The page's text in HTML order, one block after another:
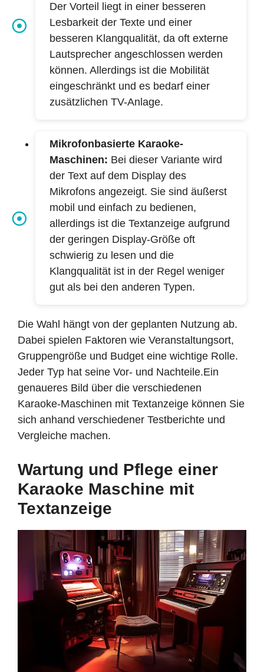
Der Vorteil liegt in einer besseren
Lesbarkeit der Texte und einer
besseren Klangqualität, da oft externe
Lautsprecher angeschlossen werden
können. Allerdings ist die Mobilität
eingeschränkt und es bedarf einer
zusätzlichen TV-Anlage.
Mikrofonbasierte Karaoke-
Maschinen: Bei dieser Variante wird
der Text auf dem Display des
Mikrofons angezeigt. Sie sind äußerst
mobil und einfach zu bedienen,
allerdings ist die Textanzeige aufgrund
der geringen Display-Größe oft
schwierig zu lesen und die
Klangqualität ist in der Regel weniger
gut als bei den anderen Typen.
Die Wahl hängt von der geplanten Nutzung ab.
Dabei spielen Faktoren wie Veranstaltungsort,
Gruppengröße und Budget eine wichtige Rolle.
Jeder Typ hat seine Vor- und Nachteile.Ein
genaueres Bild über die verschiedenen
Karaoke-Maschinen mit Textanzeige können Sie
sich anhand verschiedener Testberichte und
Vergleiche machen.
Wartung und Pflege einer
Karaoke Maschine mit
Textanzeige